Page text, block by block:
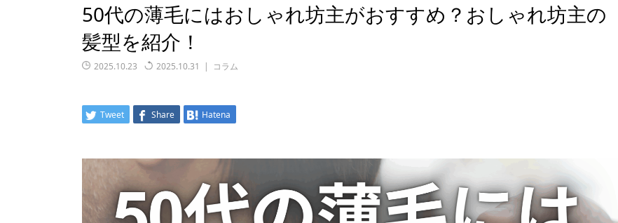
50代の薄毛にはおしゃれ坊主がおすすめ？おしゃれ坊主の
髪型を紹介！
2025.10.23 2025.10.31 コラム
Tweet Share Hatena